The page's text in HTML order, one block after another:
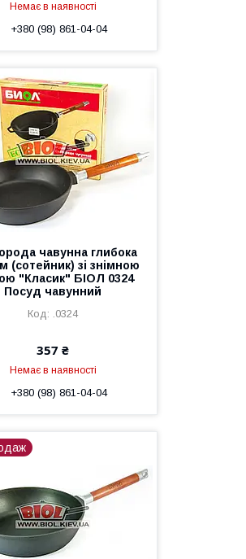
Немає в наявності
+380 (98) 861-04-04
чавунна глибока
(сотейник) зі знімною
"Класик" БІОЛ 0324
Посуд чавунний
.0324
357 ₴
Немає в наявності
+380 (98) 861-04-04